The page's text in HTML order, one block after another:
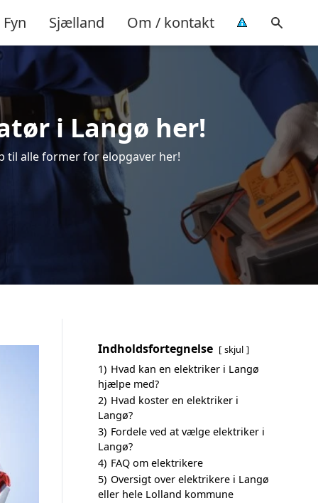
Fyn Sjælland Om / kontakt
i Langø her!
til alle former for elopgaver her!
Indholdsfortegnelse skjul
1) Hvad kan en elektriker i Langø
hjælpe med?
2) Hvad koster en elektriker i
Langø?
3) Fordele ved at vælge elektriker i
Langø?
4) FAQ om elektrikere
5) Oversigt over elektrikere i Langø
eller hele Lolland kommune